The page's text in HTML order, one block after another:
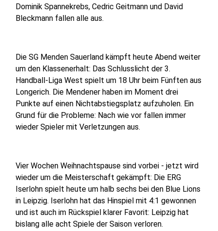
Dominik Spannekrebs, Cedric Geitmann und David
Bleckmann fallen alle aus.
Die SG Menden Sauerland kämpft heute Abend weiter
um den Klassenerhalt: Das Schlusslicht der 3.
Handball-Liga West spielt um 18 Uhr beim Fünften aus
Longerich. Die Mendener haben im Moment drei
Punkte auf einen Nichtabstiegsplatz aufzuholen. Ein
Grund für die Probleme: Nach wie vor fallen immer
wieder Spieler mit Verletzungen aus.
Vier Wochen Weihnachtspause sind vorbei - jetzt wird
wieder um die Meisterschaft gekämpft: Die ERG
Iserlohn spielt heute um halb sechs bei den Blue Lions
in Leipzig. Iserlohn hat das Hinspiel mit 4:1 gewonnen
und ist auch im Rückspiel klarer Favorit: Leipzig hat
bislang alle acht Spiele der Saison verloren.